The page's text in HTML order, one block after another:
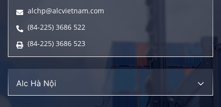
alchp@alcvietnam.com
(84-225) 3686 522
(84-225) 3686 523
Alc Hà Nội